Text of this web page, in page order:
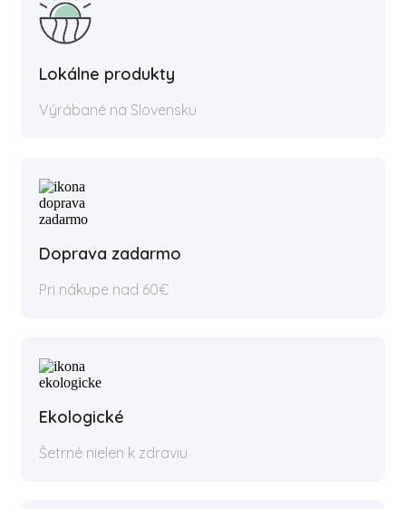
Lokálne produkty
Výrábané na Slovensku
Doprava zadarmo
Pri nákupe nad 60€
Ekologické
Šetrné nielen k zdraviu